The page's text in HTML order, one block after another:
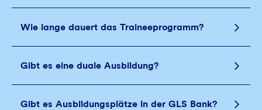
Wie lange dauert das Traineeprogramm?
Gibt es eine duale Ausbildung?
Gibt es Ausbildungsplätze in der GLS Bank?